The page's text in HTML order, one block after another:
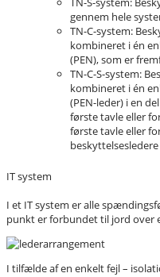
gennem hele
TN-C-system:
kombineret i én
(PEN), som er
TN-C-S-system:
kombineret i én
(PEN-leder) i en
første tavle eller
første tavle eller
IT system
I et IT system er alle
punkt er forbundet til jord over
I tilfælde af en enkelt fejl –